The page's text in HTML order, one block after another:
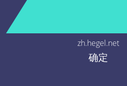
zh.hegel.net
确定